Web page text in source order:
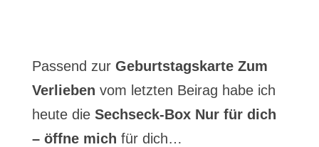
Passend zur Geburtstagskarte Zum
Verlieben vom letzten Beirag habe ich
heute die Sechseck-Box Nur für dich
– öffne mich für dich…